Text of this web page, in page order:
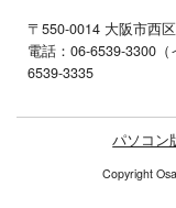
〒550-0014 大阪市西
電話：06-6539-3300
6539-3335
パソコン
Copyright